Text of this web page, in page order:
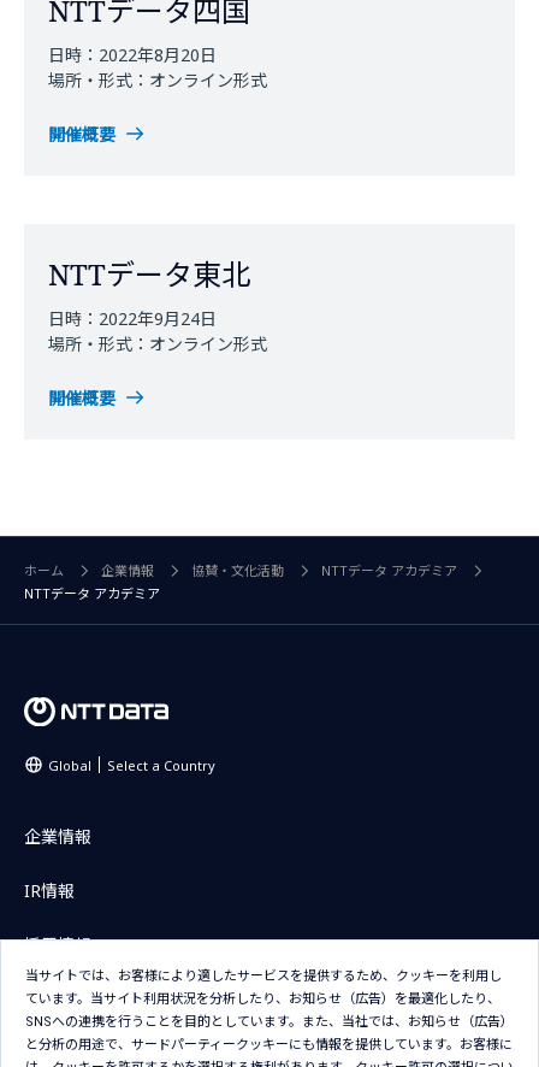
NTTデータ四国
日時：2022年8月20日
場所・形式：オンライン形式
開催概要
NTTデータ東北
日時：2022年9月24日
場所・形式：オンライン形式
開催概要
ホーム 企業情報 協賛・文化活動
NTTデータ アカデミア
NTTデータ アカデミア
Global Select a Country
企業情報
IR情報
採用情報
ニュース
製品・サービス情報
当サイトでは、お客様により適したサービスを提供するため、クッキーを利用し
ています。当サイト利用状況を分析したり、お知らせ（広告）を最適化したり、
SNSへの連携を行うことを目的としています。また、当社では、お知らせ（広告）
と分析の用途で、サードパーティークッキーにも情報を提供しています。お客様に